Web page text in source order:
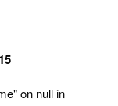
15
on null in